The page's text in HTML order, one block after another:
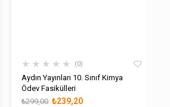
★ ★ ★ ★ ★ 0
Aydın Yayınları 10. Sınıf Kimya
Ödev Fasikülleri
₺239,20
₺299,00